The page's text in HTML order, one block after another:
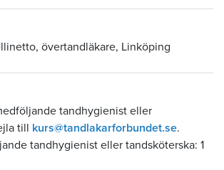
övertandläkare, Linköping
tandhygienist eller
till kurs@tandlakarforbundet.se.
tandhygienist eller tandsköterska: 1